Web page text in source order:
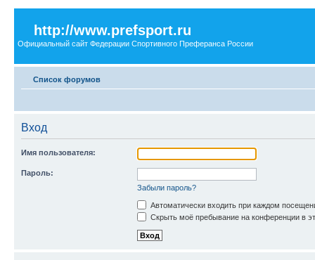
http://www.prefsport.ru
Официальный сайт Федерации Спортивного Преферанса России
Список форумов
Вход
Имя пользователя:
Пароль:
Забыли пароль?
Автоматически входить при каждом
Скрыть моё пребывание на конференции в